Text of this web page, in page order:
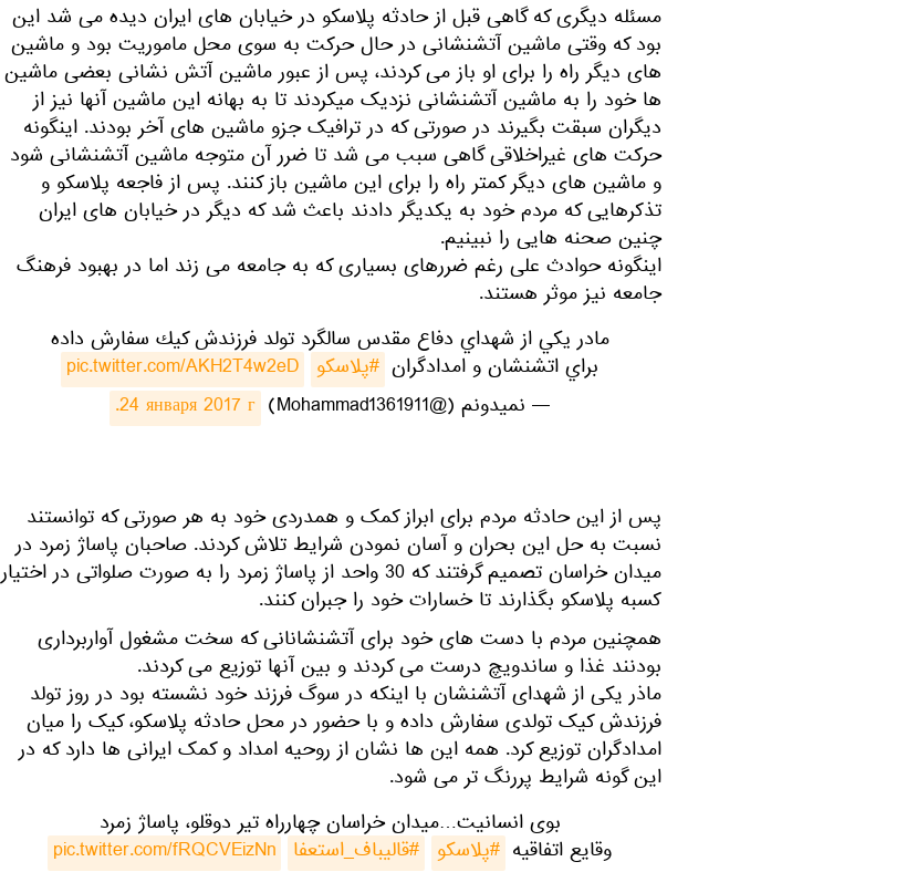
مسئله دیگری که گاهی قبل از حادثه پلاسکو در خیابان های ایران دیده می شد این
بود که وقتی ماشین آتشنشانی در حال حرکت به سوی محل ماموریت بود و ماشین
های دیگر راه را برای او باز می کردند، پس از عبور ماشین آتش نشانی بعضی ماشین
ها خود را به ماشین آتشنشانی نزدیک میکردند تا به بهانه این ماشین آنها نیز از
دیگران سبقت بگیرند در صورتی که در ترافیک جزو ماشین های آخر بودند. اینگونه
حرکت های غیراخلاقی گاهی سبب می شد تا ضرر آن متوجه ماشین آتشنشانی شود
و ماشین های دیگر کمتر راه را برای این ماشین باز کنند. پس از فاجعه پلاسکو و
تذکرهایی که مردم خود به یکدیگر دادند باعث شد که دیگر در خیابان های ایران
چنین صحنه هایی را نبینیم.
اینگونه حوادث علی رغم ضررهای بسیاری که به جامعه می زند اما در بهبود فرهنگ
جامعه نیز موثر هستند.
مادر يكي از شهداي دفاع مقدس سالگرد تولد فرزندش كيك سفارش داده
براي اتشنشان و امدادگران #پلاسکو pic.twitter.com/AKH2T4w2eD
— نميدونم (@Mohammad1361911)
24 января 2017 г.
پس از این حادثه مردم برای ابراز کمک و همدردی خود به هر صورتی که توانستند
نسبت به حل این بحران و آسان نمودن شرایط تلاش کردند. صاحبان پاساژ زمرد در
میدان خراسان تصمیم گرفتند که 30 واحد از پاساژ زمرد را به صورت صلواتی در اختیار
کسبه پلاسکو بگذارند تا خسارات خود را جبران کنند.
همچنین مردم با دست های خود برای آتشنشانانی که سخت مشغول آواربرداری
بودنند غذا و ساندویچ درست می کردند و بین آنها توزیع می کردند.
ماذر یکی از شهدای آتشنشان با اینکه در سوگ فرزند خود نشسته بود در روز تولد
فرزندش کیک تولدی سفارش داده و با حضور در محل حادثه پلاسکو، کیک را میان
امدادگران توزیع کرد. همه این ها نشان از روحیه امداد و کمک ایرانی ها دارد که در
این گونه شرایط پررنگ تر می شود.
بوی انسانیت…میدان خراسان چهارراه تیر دوقلو، پاساژ زمرد
وقایع اتفاقیه #پلاسکو #قالیباف_استعفا pic.twitter.com/fRQCVEizNn